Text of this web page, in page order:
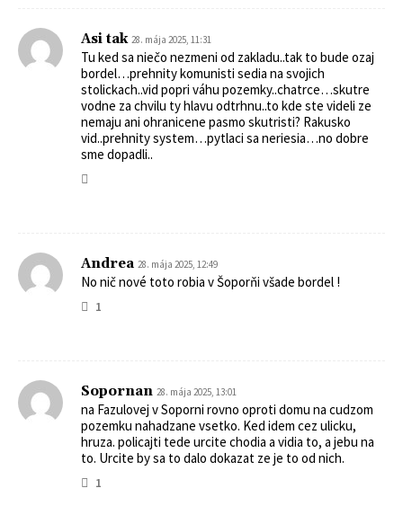
Asi tak 28. mája 2025, 11:31
Tu ked sa niečo nezmeni od zakladu..tak to bude ozaj
bordel…prehnity komunisti sedia na svojich
stolickach..vid popri váhu pozemky..chatrce…skutre
vodne za chvilu ty hlavu odtrhnu..to kde ste videli ze
nemaju ani ohranicene pasmo skutristi? Rakusko
vid..prehnity system…pytlaci sa neriesia…no dobre
sme dopadli..
Andrea 28. mája 2025, 12:49
No nič nové toto robia v Šoporňi všade bordel !
1
Sopornan 28. mája 2025, 13:01
na Fazulovej v Soporni rovno oproti domu na cudzom
pozemku nahadzane vsetko. Ked idem cez ulicku,
hruza. policajti tede urcite chodia a vidia to, a jebu na
to. Urcite by sa to dalo dokazat ze je to od nich.
1